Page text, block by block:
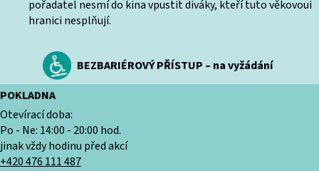
pořadatel nesmí do kina vpustit diváky, kteří tuto věkovoui
hranici nesplňují.
BEZBARIÉROVÝ PŘÍSTUP – na vyžádání
POKLADNA
Otevírací doba:
Po - Ne: 14:00 - 20:00 hod.
jinak vždy hodinu před akcí
+420 476 111 487